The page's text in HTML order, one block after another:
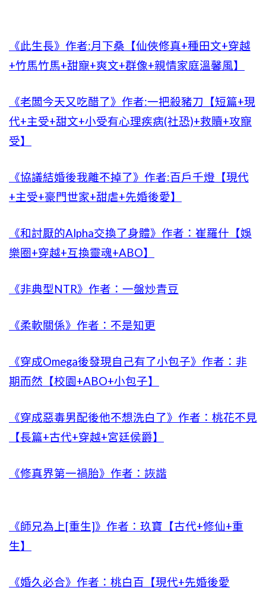
《此生長》作者:月下桑【仙俠修真+種田文+穿越
+竹馬竹馬+甜寵+爽文+群像+親情家庭溫馨風】
《老闆今天又吃醋了》作者:一把殺豬刀【短篇+現
代+主受+甜文+小受有心理疾病(社恐)+救贖+攻寵
受】
《協議結婚後我離不掉了》作者:百戶千燈【現代
+主受+豪門世家+甜虐+先婚後愛】
《和討厭的Alpha交換了身體》作者：崔羅什【娛
樂圈+穿越+互換靈魂+ABO】
《非典型NTR》作者：一盤炒青豆
《柔軟關係》作者：不是知更
《穿成Omega後發現自己有了小包子》作者：非
期而然【校園+ABO+小包子】
《穿成惡毒男配後他不想洗白了》作者：桃花不見
【長篇+古代+穿越+宮廷侯爵】
《修真界第一禍胎》作者：詼諧
《師兄為上[重生]》作者：玖寶【古代+修仙+重
生】
《婚久必合》作者：桃白百【現代+先婚後愛